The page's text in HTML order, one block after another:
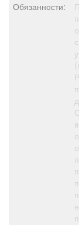
Обязанности: